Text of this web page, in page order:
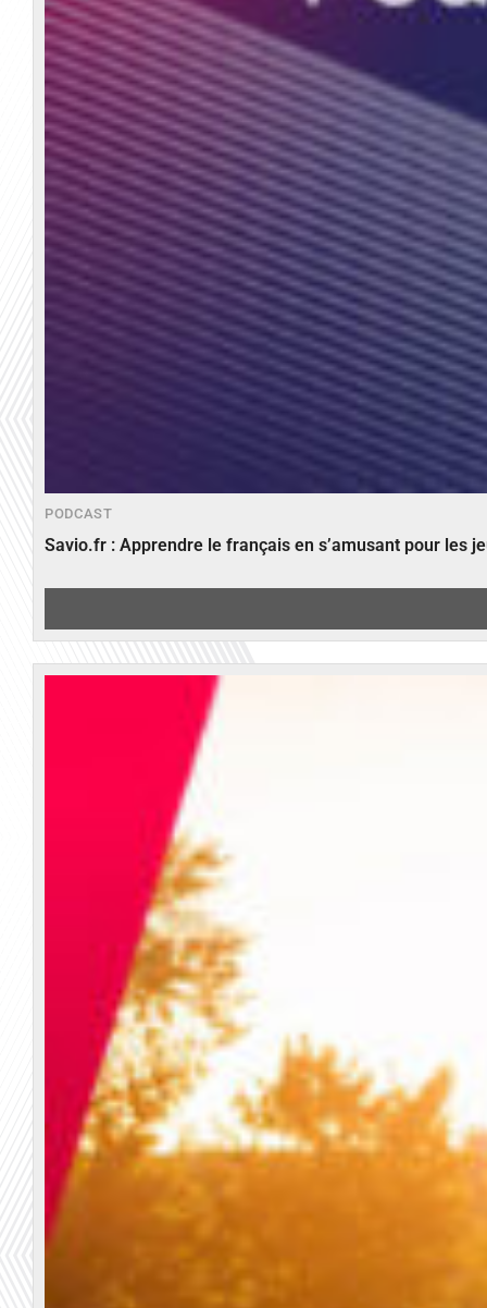
PODCAST
Savio.fr : Apprendre le français en s’amusant pour les